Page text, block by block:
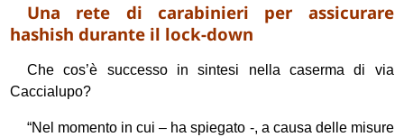
Una rete di carabinieri per assicurare
hashish durante il lock-down
Che cos’è successo in sintesi nella caserma di via
Caccialupo?
“Nel momento in cui – ha spiegato -, a causa delle misure